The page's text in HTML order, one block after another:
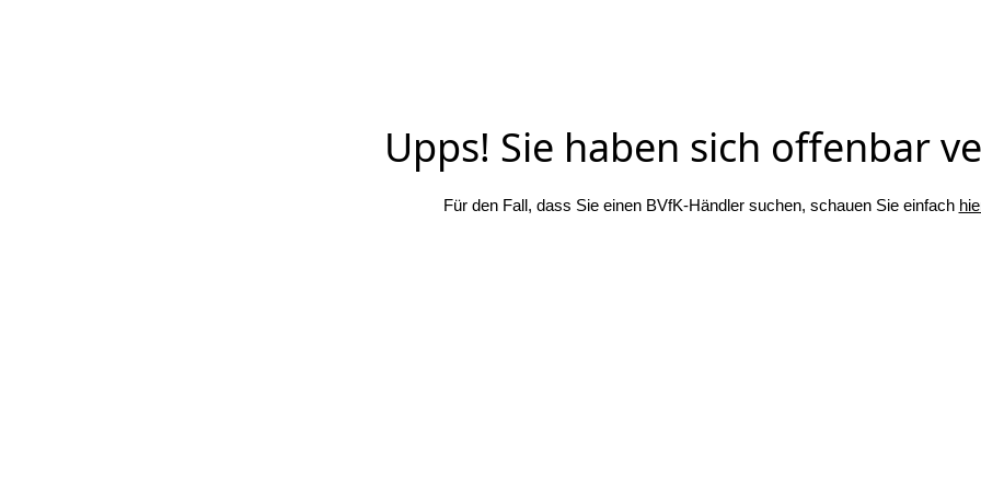
Upps! Sie haben sich offenbar
Für den Fall, dass Sie einen BVfK-Händler suchen, schauen Sie einfach